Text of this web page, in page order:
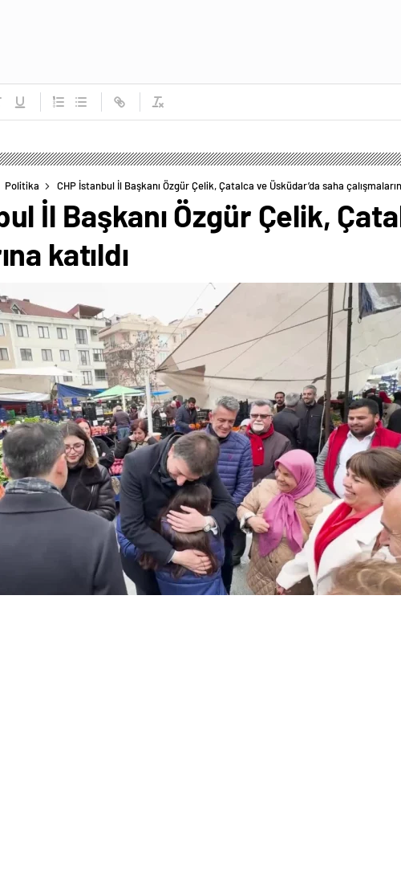
Politika CHP İstanbul İl Başkanı Özgür Çelik, Çatalca ve Üsküdar’da saha
İl Başkanı Özgür Çelik,
katıldı